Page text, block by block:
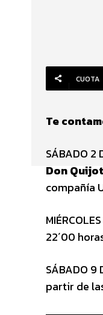
CUOTA
Te
SÁBADO
Don
compañía
22´00
SÁBADO 9
partir de